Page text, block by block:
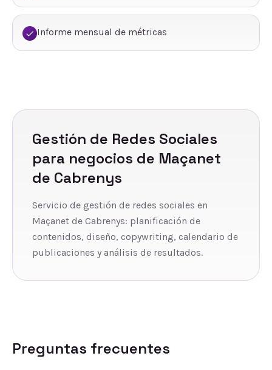
Informe mensual de métricas
Gestión de Redes Sociales
para negocios de Maçanet
de Cabrenys
Servicio de gestión de redes sociales en
Maçanet de Cabrenys: planificación de
contenidos, diseño, copywriting, calendario de
publicaciones y análisis de resultados.
Preguntas frecuentes